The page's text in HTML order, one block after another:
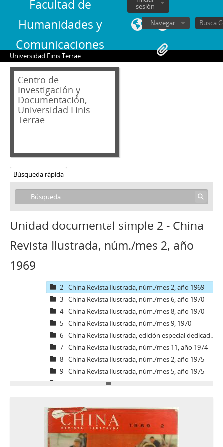
Facultad de
Humanidades y
Comunicaciones
sesión
Navegar
Universidad Finis Terrae
Centro de
Investigación y
Documentación,
Universidad Finis
Terrae
Búsqueda rápida
Unidad documental simple 2 - China
Revista Ilustrada, núm./mes 2, año
1969
04 - Hemeroteca
AB - Andrés Bello: Revista de Literatura y Arte
AN - Algo Nuevo
2 - China Revista Ilustrada, núm./mes 2, año 1969
3 - China Revista Ilustrada, núm./mes 6, año 1970
4 - China Revista Ilustrada, núm./mes 8, año 1970
5 - China Revista Ilustrada, núm./mes 9, 1970
6 - China Revista Ilustrada, edición especial dedicado al 50° aniversario de la fundación del Partido Comunista de China, núm./mes 10, año 1971
7 - China Revista Ilustrada, núm./mes 11, año 1974
8 - China Revista Ilustrada, núm./mes 2, año 1975
9 - China Revista Ilustrada, núm./mes 5, año 1975
10 - China Revista Ilustrada, núm./mes 11, año 1975
11 - China Revista Ilustrada, núm./mes 12, año 1975
12 - China Revista Ilustrada, núm./mes 4, año 1976
13 - China Revista Ilustrada, núm./mes 6, año 1976
14 - China Revista Ilustrada, núm./mes 7, año 1977
CV - Chile vencerá: Órgano Oficial de la Juventud Socialista de Chile